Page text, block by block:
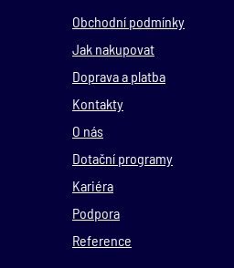
Obchodní podmínky
Jak nakupovat
Doprava a platba
Kontakty
O nás
Dotační programy
Kariéra
Podpora
Reference